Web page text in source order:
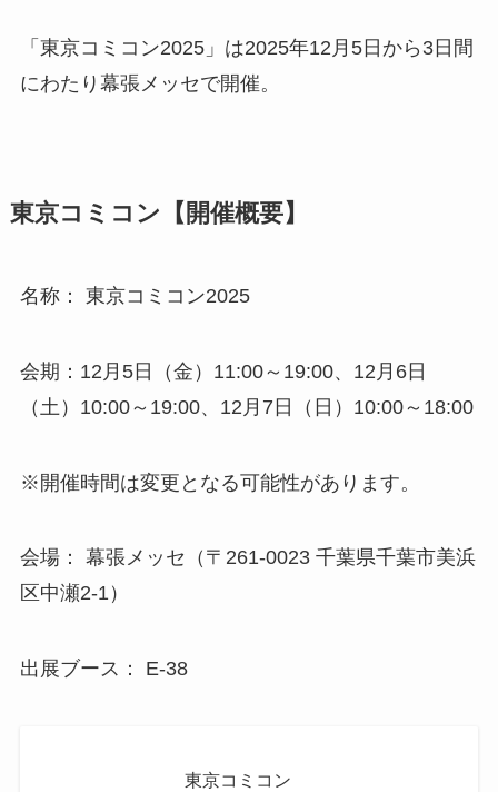
「東京コミコン2025」は2025年12月5日から3日間
にわたり幕張メッセで開催。
東京コミコン【開催概要】
名称： 東京コミコン2025
会期：12月5日（金）11:00～19:00、12月6日
（土）10:00～19:00、12月7日（日）10:00～18:00
※開催時間は変更となる可能性があります。
会場： 幕張メッセ（〒261-0023 千葉県千葉市美浜
区中瀬2-1）
出展ブース： E-38
東京コミコン